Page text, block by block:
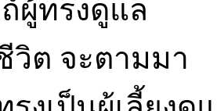
ผู้ทรงดูแล
วิต จะตามมา